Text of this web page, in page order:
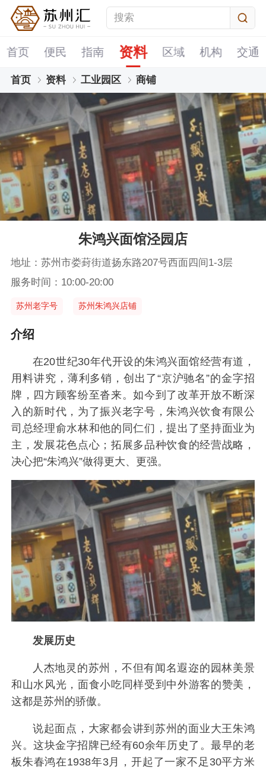
首页 便民 指南 资料 区域 机构 交通
首页 资料 工业园区 商铺
朱鸿兴面馆泾园店
地址：苏州市娄葑街道扬东路207号西面四间1-3层
服务时间：10:00-20:00
苏州老字号 苏州朱鸿兴店铺
介绍
在20世纪30年代开设的朱鸿兴面馆经营有道，
用料讲究，薄利多销，创出了“京沪驰名”的金字招
牌，四方顾客纷至沓来。如今到了改革开放不断深
入的新时代，为了振兴老字号，朱鸿兴饮食有限公
司总经理俞水林和他的同仁们，提出了坚持面业为
主，发展花色点心；拓展多品种饮食的经营战略，
决心把“朱鸿兴”做得更大、更强。
发展历史
人杰地灵的苏州，不但有闻名遐迩的园林美景
和山水风光，面食小吃同样受到中外游客的赞美，
这都是苏州的骄傲。
说起面点，大家都会讲到苏州的面业大王朱鸿
兴。这块金字招牌已经有60余年历史了。最早的老
板朱春鸿在1938年3月，开起了一家不足30平方米